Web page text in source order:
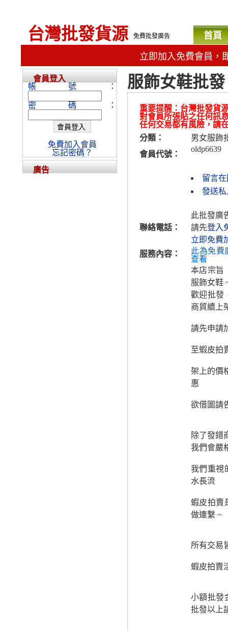
台灣批發貨源 免費批發廣告 首頁
立即加入免費會員，
服飾女鞋批
重要提醒：台灣批發貨
對會員所張貼之任何訊
任何交易都有風險，請
分類：
男女服飾
會員代號：
oldp6639
留言
發送私
聯絡電話：
此批發廣
請先登入
立即免費
服務內容：
此為免費
查看
本店宗旨
服飾女鞋
歡迎批發
商貿續上
請先申請
至蝦皮拍
架上的價
惠
欲借圖請
除了發錯
我們會嚴
我們重視
水長流
蝦皮拍賣
做連繫 ~
所有交易
蝦皮拍賣
小額批發
批發以上
會員登入
帳號：
密碼：
免費加入會員
忘記密碼？
廣告